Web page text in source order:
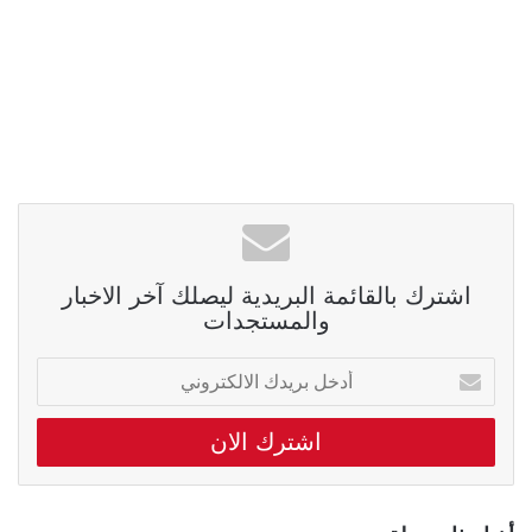
اشترك بالقائمة البريدية ليصلك آخر الاخبار
والمستجدات
أدخل
بريدك
الالكتروني